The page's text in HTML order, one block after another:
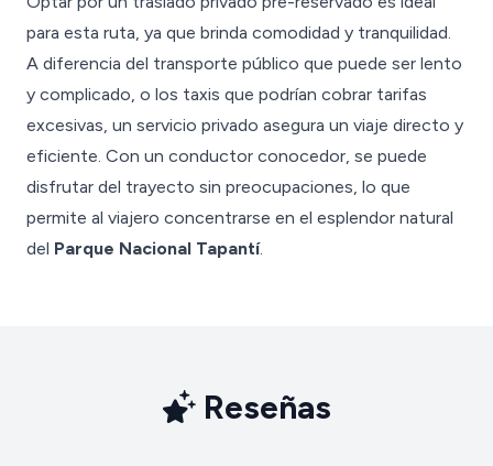
para esta ruta, ya que brinda comodidad y tranquilidad.
A diferencia del transporte público que puede ser lento
y complicado, o los taxis que podrían cobrar tarifas
excesivas, un servicio privado asegura un viaje directo y
eficiente. Con un conductor conocedor, se puede
disfrutar del trayecto sin preocupaciones, lo que
permite al viajero concentrarse en el esplendor natural
del Parque Nacional Tapantí.
Reseñas